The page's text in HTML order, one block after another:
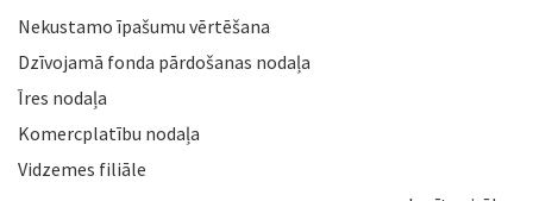
Nekustamo īpašumu vērtēšana
Dzīvojamā fonda pārdošanas nodaļa
Īres nodaļa
Komercplatību nodaļa
Vidzemes filiāle